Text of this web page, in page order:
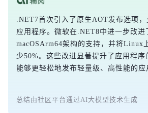
.NET7首次引入了原生AOT发布选项
应用程序。微软在.NET8中进一步改
macOSArm64架构的支持，并将Linux
少50%。这些改进显著提升了应用程
能够更轻松地发布轻量级、高性能的应
总结由社区平台通过AI大模型技术生成